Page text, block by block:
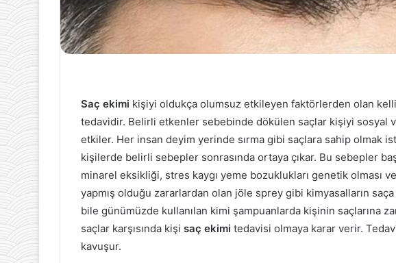
Saç ekimi kişiyi oldukça olumsuz etkileyen faktörlerden olan
tedavidir. Belirli etkenler sebebinde dökülen saçlar kişiyi sosyal
etkiler. Her insan deyim yerinde sırma gibi saçlara sahip olmak
kişilerde belirli sebepler sonrasında ortaya çıkar. Bu sebepler
minarel eksikliği, stres kaygı yeme bozuklukları genetik olması
yapmış olduğu zararlardan olan jöle sprey gibi kimyasalların
bile günümüzde kullanılan kimi şampuanlarda kişinin saçlarına
saçlar karşısında kişi saç ekimi tedavisi olmaya karar verir.
kavuşur.